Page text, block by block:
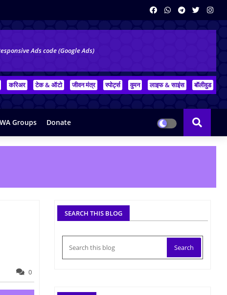
Ads code (Google Ads)
करिअर टेक & ऑटो जीवन मंत्र स्पोर्ट्स वुमन लाइफ & साइंस बॉलीवुड
WA Groups Donate
0
SEARCH THIS BLOG